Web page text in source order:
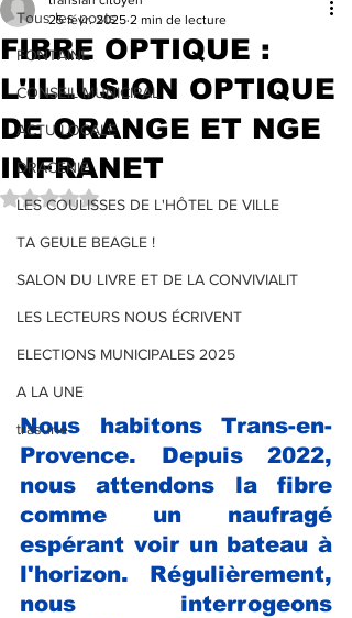
Tous les posts
FONTAINE
CONSEIL MUNICIPAL
ACTU LOCALE
DRACENIE
LES COULISSES DE L'HÔTEL DE VILLE
TA GEULE BEAGLE !
SALON DU LIVRE ET DE LA CONVIVIALIT
LES LECTEURS NOUS ÉCRIVENT
ELECTIONS MUNICIPALES 2025
A LA UNE
trasune
FIBRE OPTIQUE :
L'ILLUSION OPTIQUE
DE ORANGE ET NGE
INFRANET
25 févr. 2025 2 min de lecture
Noté NaN étoiles sur 5.
Nous habitons Trans-en-
Provence. Depuis 2022,
nous attendons la fibre
comme un naufragé
espérant voir un bateau à
l'horizon. Régulièrement,
nous interrogeons